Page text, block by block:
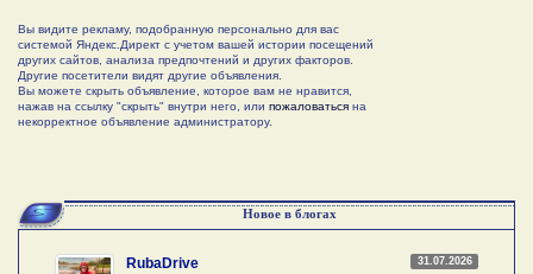
Вы видите рекламу, подобранную персонально для вас
системой Яндекс.Директ с учетом вашей истории посещений
других сайтов, анализа предпочтений и других факторов.
Другие посетители видят другие объявления.
Вы можете скрыть объявление, которое вам не нравится,
нажав на ссылку "скрыть" внутри него, или пожаловаться на
некорректное объявление администратору.
Новое в блогах
31.07.2026
RubaDrive